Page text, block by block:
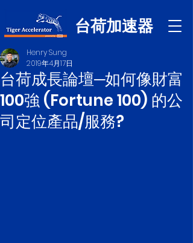
台荷加速器
台荷成長論壇─如何像財富
100強 (Fortune 100) 的公
司定位產品/服務?
Henry Sung
2019年4月17日